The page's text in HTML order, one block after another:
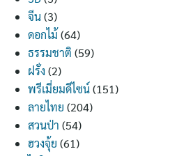
จีน(3)
ดอกไม้ (64)
ธรรมชาติ (59)
ฝรั่ง (2)
พรีเมี่ยมดีไซน์(151)
ลายไทย (204)
สวนป่า (54)
ฮวงจุ้ย (61)